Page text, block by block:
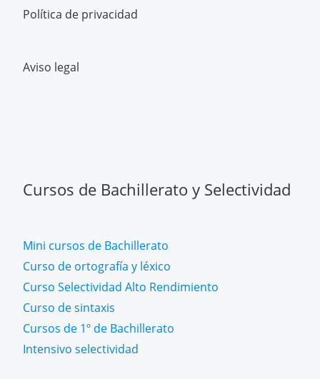
Política de privacidad
Aviso legal
Cursos de Bachillerato y Selectividad
Mini cursos de Bachillerato
Curso de ortografía y léxico
Curso Selectividad Alto Rendimiento
Curso de sintaxis
Cursos de 1º de Bachillerato
Intensivo selectividad